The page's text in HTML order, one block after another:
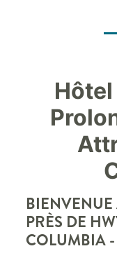
BIENVENUE
PRÈS DE
COLUMBIA